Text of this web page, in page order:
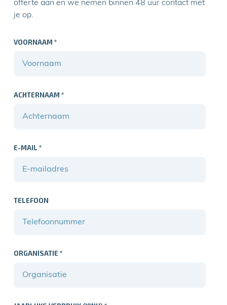
offerte aan en we nemen binnen 48 uur contact met
je op.
VOORNAAM*
ACHTERNAAM*
E-MAIL*
TELEFOON
ORGANISATIE*